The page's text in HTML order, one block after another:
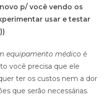
p/ você vendo os
usar e testar
equipamento médico é
você precisa que ele
ter os custos nem a dor
que serão necessárias.